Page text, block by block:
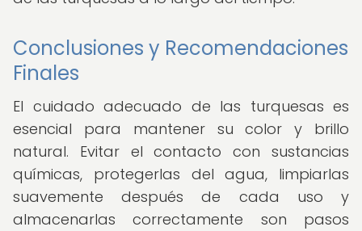
Conclusiones y Recomendaciones
Finales
El cuidado adecuado de las turquesas es
esencial para mantener su color y brillo
natural. Evitar el contacto con sustancias
químicas, protegerlas del agua, limpiarlas
suavemente después de cada uso y
almacenarlas correctamente son pasos